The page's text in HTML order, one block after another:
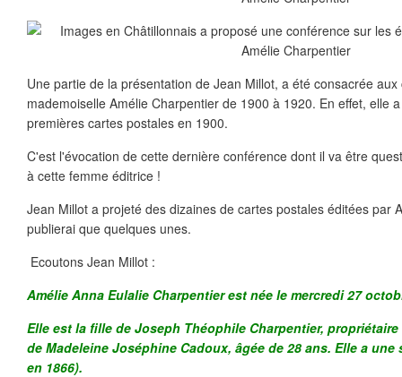
Une partie de la présentation de Jean Millot, a été consacrée
mademoiselle Amélie Charpentier de 1900 à 1920. En effet, elle
premières cartes postales en 1900.
C'est l'évocation de cette dernière conférence dont il va être
à cette femme éditrice !
Jean Millot a projeté des dizaines de cartes postales éditées par
publierai que quelques unes.
Ecoutons Jean Millot :
Amélie Anna Eulalie Charpentier est née le mercredi 27
Elle est la fille de Joseph Théophile Charpentier, propriétaire
de Madeleine Joséphine Cadoux, âgée de 28 ans. Elle a
en 1866).